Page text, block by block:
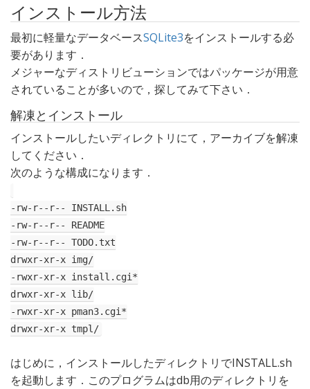
インストール方法
最初に軽量なデータベースSQLite3をインストールする必
要があります．
メジャーなディストリビューションではパッケージが用意
されていることが多いので，探してみて下さい．
解凍とインストール
インストールしたいディレクトリにて，アーカイブを解凍
してください．
次のような構成になります．
-rw-r--r-- INSTALL.sh
-rw-r--r-- README
-rw-r--r-- TODO.txt
drwxr-xr-x img/
-rwxr-xr-x install.cgi*
drwxr-xr-x lib/
-rwxr-xr-x pman3.cgi*
drwxr-xr-x tmpl/
はじめに，インストールしたディレクトリでINSTALL.sh
を起動します．このプログラムはdb用のディレクトリを